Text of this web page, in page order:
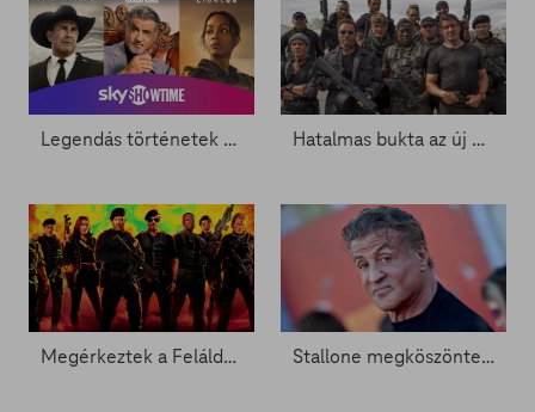
Legendás történetek és izgalmas bűnügyek a SkyShowtime-on Hatalmas bukta az új Feláldozhatók- Zacc nélkül 1762.
Megérkeztek a Feláldozhatók 4 külföldi kritikái - Zacc nélkül 1754. Stallone megköszönte a karrierjét - Zacc nélkül 1752.